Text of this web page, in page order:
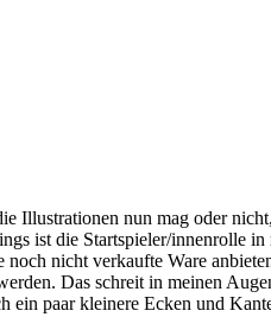
Illustrationen nun mag oder
ist die Startspieler/innenrolle
nicht verkaufte Ware
Das schreit in meinen
ein paar kleinere Ecken und